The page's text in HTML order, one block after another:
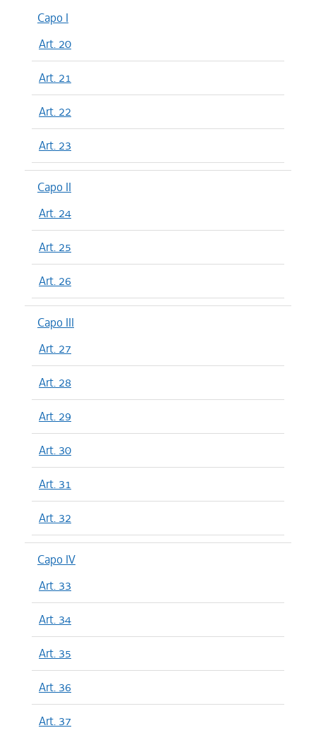
Capo I
Art. 20
Art. 21
Art. 22
Art. 23
Capo II
Art. 24
Art. 25
Art. 26
Capo III
Art. 27
Art. 28
Art. 29
Art. 30
Art. 31
Art. 32
Capo IV
Art. 33
Art. 34
Art. 35
Art. 36
Art. 37